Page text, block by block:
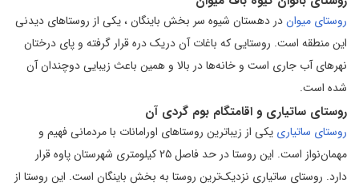
روستای میواندر دهستان شیوه سر بخش باینگان ، یکی از روستاهای دیدنی
این منطقه است. روستایی که باغات آن دریک دره قرار گرفته و پای درختان
نهر‌های آب جاری است و خانه‌ها در بالا و همین باعث زیبایی دوچندان آن
شده است.
روستای ساتیاری و اقامتگام بوم گردی آن
روستای ساتیاری یکی از زیباترین روستاهای اورامانات با مردمانی فهیم و
مهمان‌نواز است. این روستا در حد فاصل ۲۵ کیلومتری شهرستان پاوه قرار
دارد. روستای ساتیاری نزدیک‌ترین روستا به بخش باینگان است. این روستا از